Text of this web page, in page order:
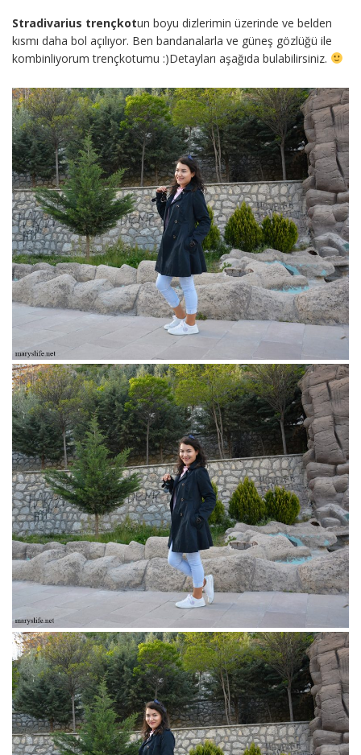
Stradivarius trençkotun boyu dizlerimin üzerinde ve belden
kısmı daha bol açılıyor. Ben bandanalarla ve güneş gözlüğü ile
kombinliyorum trençkotumu :)Detayları aşağıda bulabilirsiniz.